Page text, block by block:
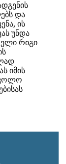
და
ის
უნდა
რიგი
იმის